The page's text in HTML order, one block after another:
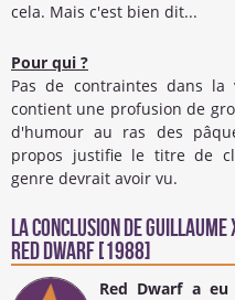
cela. Mais c'est bien dit...
Pour qui ?
Pas de contraintes dans
contient une profusion de
d'humour au ras des
propos justifie le titre de
genre devrait avoir vu.
La conclusion deGuillaume
Red Dwarf [1988]
Red Dwarf a